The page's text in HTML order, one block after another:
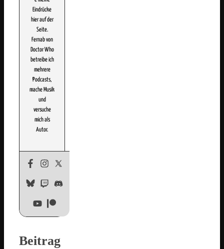
Eindrücke
hier auf der
Seite.
Fernab von
Doctor Who
betreibe ich
mehrere
Podcasts,
mache Musik
und
versuche
mich als
Autor.
Beitrag